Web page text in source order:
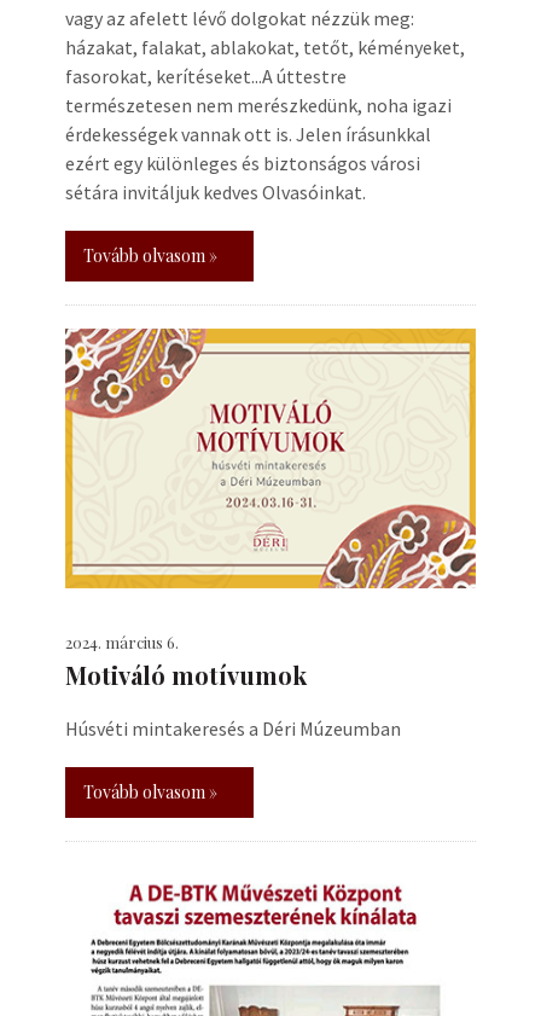
vagy az afelett lévő dolgokat nézzük meg:
házakat, falakat, ablakokat, tetőt, kéményeket,
fasorokat, kerítéseket...A úttestre
természetesen nem merészkedünk, noha igazi
érdekességek vannak ott is. Jelen írásunkkal
ezért egy különleges és biztonságos városi
sétára invitáljuk kedves Olvasóinkat.
Tovább olvasom »
2024. március 6.
Motiváló motívumok
Húsvéti mintakeresés a Déri Múzeumban
Tovább olvasom »